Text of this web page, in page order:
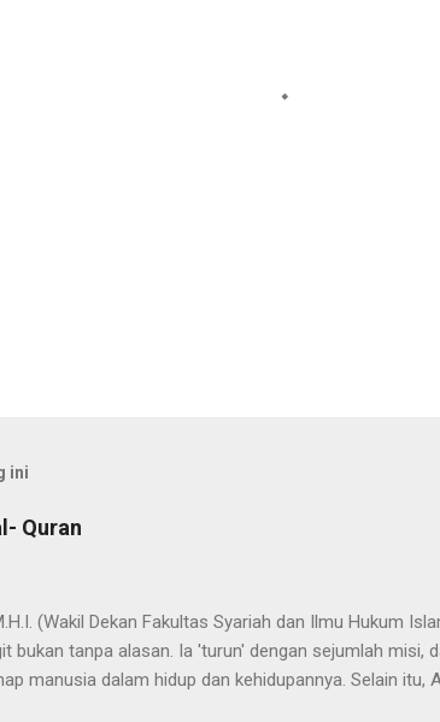
ini
Quran
(Wakil Dekan Fakultas Syariah dan Ilmu Hukum
bukan tanpa alasan. Ia 'turun' dengan sejumlah misi,
manusia dalam hidup dan kehidupannya. Selain itu,